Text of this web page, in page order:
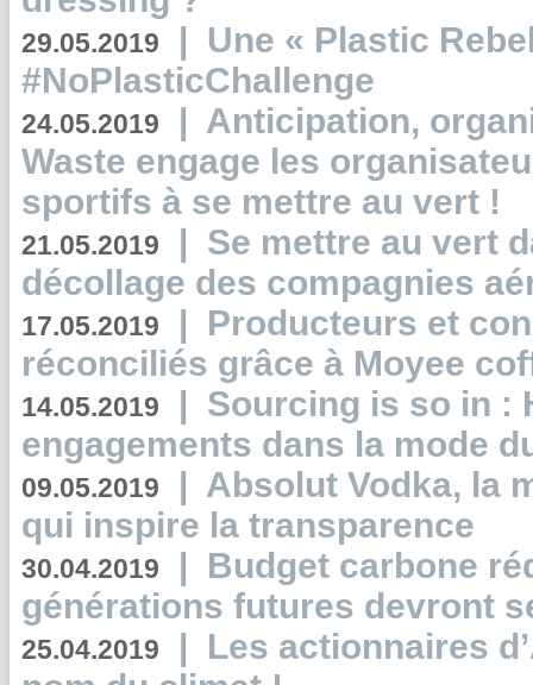
29.05.2019 | Une « Plastic
#NoPlasticChallenge
24.05.2019 | Anticipation,
Waste engage les
sportifs à se mettre au vert !
21.05.2019 | Se mettre au vert
décollage des compagnies
17.05.2019 | Producteurs et
réconciliés grâce à Moyee
14.05.2019 | Sourcing is so in :
engagements dans la mode
09.05.2019 | Absolut Vodka, la
qui inspire la transparence
30.04.2019 | Budget carbone
générations futures devront
25.04.2019 | Les actionnaires